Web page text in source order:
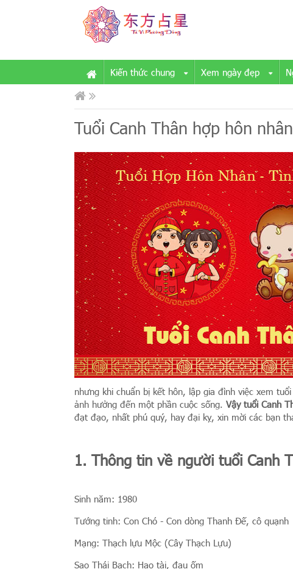
Kiến thức chung Xem ngày đẹp
Tuổi Canh Thân hợp hôn
nhưng khi chuẩn bị kết hôn, lập gia đình việc xem
ảnh hưởng đến một phần cuộc sống. Vậy tuổi Canh
đạt đạo, nhất phú quý, hay đại kỵ, xin mời các bạn
1. Thông tin về người tuổi Canh
Sinh năm: 1980
Tướng tinh: Con Chó - Con dòng Thanh Đế, cô quạnh
Mạng: Thạch lựu Mộc (Cây Thạch Lựu)
Sao Thái Bạch: Hao tài, đau ốm